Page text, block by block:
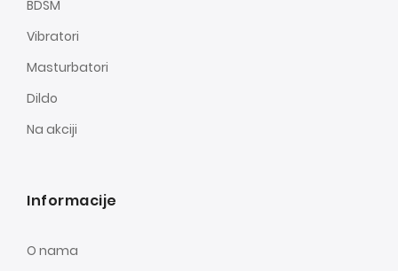
BDSM
Vibratori
Masturbatori
Dildo
Na akciji
Informacije
O nama